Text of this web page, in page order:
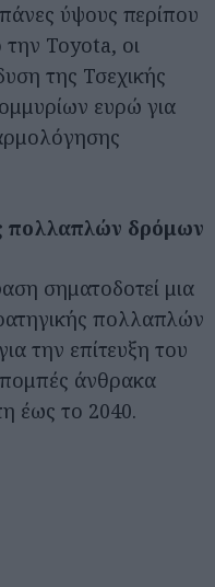
ύψους περίπου
Toyota, οι
της Τσεχικής
ευρώ για
πολλαπλών δρόμων
σηματοδοτεί μια
πολλαπλών
την επίτευξη του
άνθρακα
έως το 2040.